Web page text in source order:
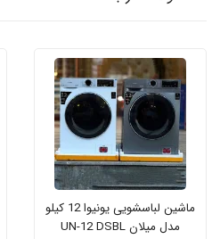
ماشین لباسشویی یونیوا 12 کیلو
مدل میلان UN-12 DSBL